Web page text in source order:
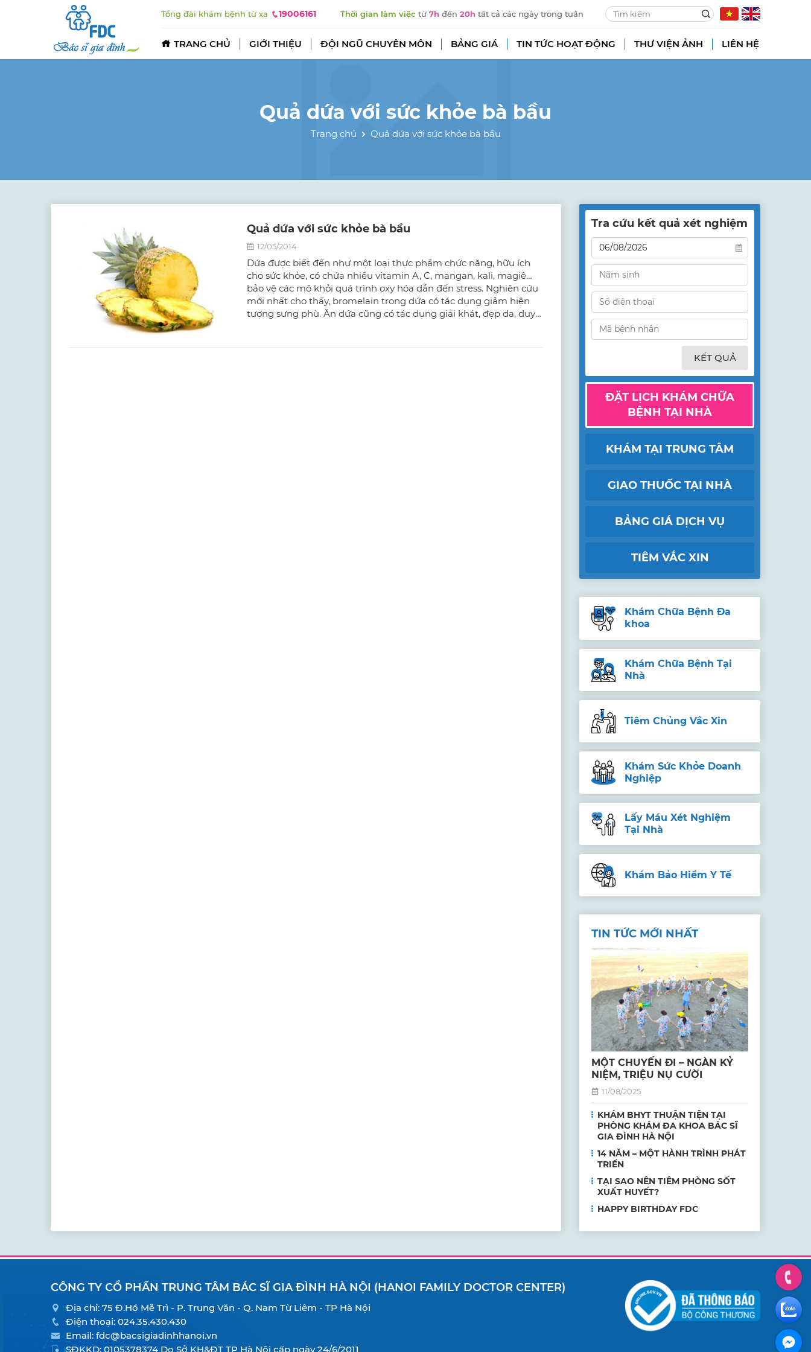
Tổng đài khám bệnh từ xa 19006161 Thời gian làm việc từ 7h đến 20h tất cả các ngày trong tuần
TRANG CHỦ GIỚI THIỆU ĐỘI NGŨ CHUYÊN MÔN BẢNG GIÁ TIN TỨC HOẠT ĐỘNG THƯ VIỆN ẢNH LIÊN HỆ
Quả dứa với sức khỏe bà bầu
Trang chủ Quả dứa với sức khỏe bà bầu
Quả dứa với sức khỏe bà bầu
12/05/2014
Dứa được biết đến như một loại thực phẩm chức năng, hữu ích
cho sức khỏe, có chứa nhiều vitamin A, C, mangan, kali, magiê…
bảo vệ các mô khỏi quá trình oxy hóa dẫn đến stress. Nghiên cứu
mới nhất cho thấy, bromelain trong dứa có tác dụng giảm hiện
tượng sưng phù. Ăn dứa cũng có tác dụng giải khát, đẹp da, duy
Tra cứu kết quả xét nghiệm
KẾT QUẢ
ĐẶT LỊCH KHÁM CHỮA
BỆNH TẠI NHÀ
KHÁM TẠI TRUNG TÂM
GIAO THUỐC TẠI NHÀ
BẢNG GIÁ DỊCH VỤ
TIÊM VẮC XIN
Khám Chữa Bệnh Đa
khoa
Khám Chữa Bệnh Tại
Nhà
Tiêm Chủng Vắc Xin
Khám Sức Khỏe Doanh
Nghiệp
Lấy Máu Xét Nghiệm
Tại Nhà
Khám Bảo Hiểm Y Tế
TIN TỨC MỚI NHẤT
MỘT CHUYẾN ĐI – NGÀN KỶ
NIỆM, TRIỆU NỤ CƯỜI
11/08/2025
KHÁM BHYT THUẬN TIỆN TẠI
PHÒNG KHÁM ĐA KHOA BÁC SĨ
GIA ĐÌNH HÀ NỘI
14 NĂM – MỘT HÀNH TRÌNH PHÁT
TRIỂN
TẠI SAO NÊN TIÊM PHÒNG SỐT
XUẤT HUYẾT?
HAPPY BIRTHDAY FDC
CÔNG TY CỔ PHẦN TRUNG TÂM BÁC SĨ GIA ĐÌNH HÀ NỘI (HANOI FAMILY DOCTOR CENTER)
Địa chỉ: 75 Đ.Hồ Mễ Trì - P. Trung Văn - Q. Nam Từ Liêm - TP Hà Nội
Điện thoại: 024.35.430.430
Email: fdc@bacsigiadinhhanoi.vn
SĐKKD: 0105378374 Do Sở KH&ĐT TP Hà Nội cấp ngày 24/6/2011